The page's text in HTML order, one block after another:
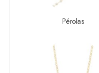
Pérolas